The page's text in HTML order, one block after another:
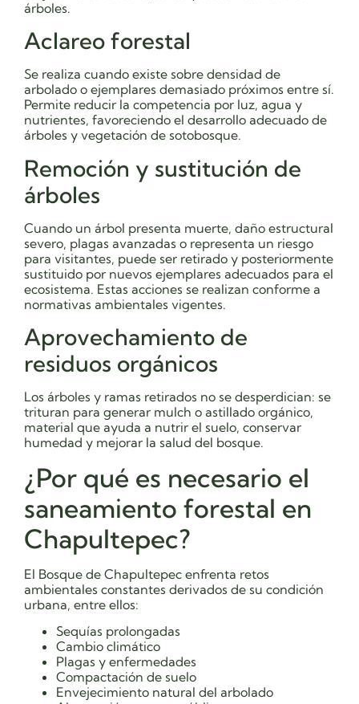
árboles.
Aclareo forestal
Se realiza cuando existe sobre densidad de
arbolado o ejemplares demasiado próximos entre sí.
Permite reducir la competencia por luz, agua y
nutrientes, favoreciendo el desarrollo adecuado de
árboles y vegetación de sotobosque.
Remoción y sustitución de
árboles
Cuando un árbol presenta muerte, daño estructural
severo, plagas avanzadas o representa un riesgo
para visitantes, puede ser retirado y posteriormente
sustituido por nuevos ejemplares adecuados para el
ecosistema. Estas acciones se realizan conforme a
normativas ambientales vigentes.
Aprovechamiento de
residuos orgánicos
Los árboles y ramas retirados no se desperdician: se
trituran para generar mulch o astillado orgánico,
material que ayuda a nutrir el suelo, conservar
humedad y mejorar la salud del bosque.
¿Por qué es necesario el
saneamiento forestal en
Chapultepec?
El Bosque de Chapultepec enfrenta retos
ambientales constantes derivados de su condición
urbana, entre ellos:
Sequías prolongadas
Cambio climático
Plagas y enfermedades
Compactación de suelo
Envejecimiento natural del arbolado